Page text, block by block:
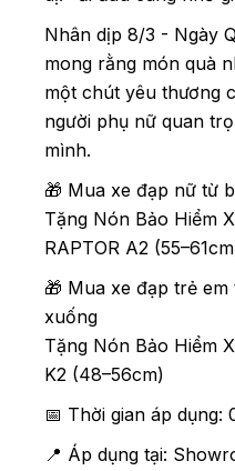
Nhân dịp 8/3 - Ngày
mong rằng món quà
một chút yêu thương
người phụ nữ quan
mình.
🎁 Mua xe đạp nữ từ
Tặng Nón Bảo Hiểm
RAPTOR A2
🎁 Mua xe đạp trẻ
xuống
Tặng Nón Bảo Hiểm
K2 (48–56cm)
📅 Thời gian áp dụng:
📍 Áp dụng tại: